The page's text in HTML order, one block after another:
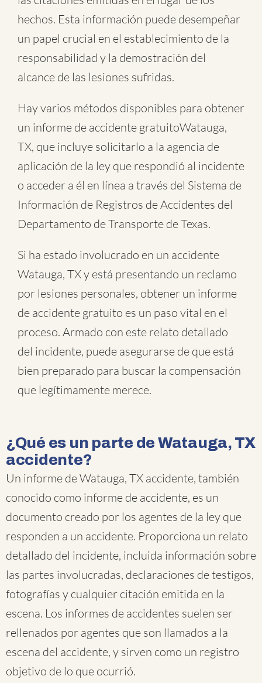
hechos. Esta información puede desempeñar
un papel crucial en el establecimiento de la
responsabilidad y la demostración del
alcance de las lesiones sufridas.
Hay varios métodos disponibles para obtener
un informe de accidente gratuitoWatauga,
TX, que incluye solicitarlo a la agencia de
aplicación de la ley que respondió al incidente
o acceder a él en línea a través del Sistema de
Información de Registros de Accidentes del
Departamento de Transporte de Texas.
Si ha estado involucrado en un accidente
Watauga, TX y está presentando un reclamo
por lesiones personales, obtener un informe
de accidente gratuito es un paso vital en el
proceso. Armado con este relato detallado
del incidente, puede asegurarse de que está
bien preparado para buscar la compensación
que legítimamente merece.
¿Qué es un parte de Watauga, TX
accidente?
Un informe de Watauga, TX accidente, también
conocido como informe de accidente, es un
documento creado por los agentes de la ley que
responden a un accidente. Proporciona un relato
detallado del incidente, incluida información sobre
las partes involucradas, declaraciones de testigos,
fotografías y cualquier citación emitida en la
escena. Los informes de accidentes suelen ser
rellenados por agentes que son llamados a la
escena del accidente, y sirven como un registro
objetivo de lo que ocurrió.